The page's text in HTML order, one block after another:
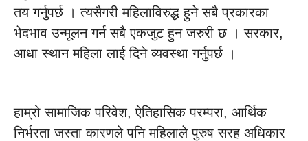
तय गर्नुपर्छ । त्यसैगरी महिलाविरुद्ध हुने सबै प्रकारका
भेदभाव उन्मूलन गर्न सबै एकजुट हुन जरुरी छ । सरकार,
आधा स्थान महिला लाई दिने व्यवस्था गर्नुपर्छ ।
हाम्रो सामाजिक परिवेश, ऐतिहासिक परम्परा, आर्थिक
निर्भरता जस्ता कारणले पनि महिलाले पुरुष सरह अधिकार